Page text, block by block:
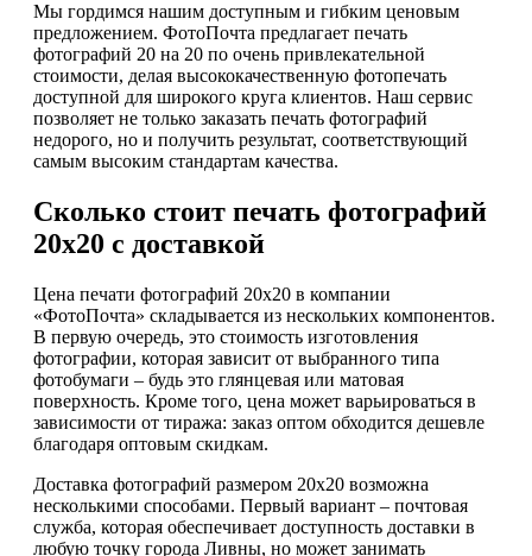
Мы гордимся нашим доступным и гибким ценовым
предложением. ФотоПочта предлагает печать
фотографий 20 на 20 по очень привлекательной
стоимости, делая высококачественную фотопечать
доступной для широкого круга клиентов. Наш сервис
позволяет не только заказать печать фотографий
недорого, но и получить результат, соответствующий
самым высоким стандартам качества.
Сколько стоит печать фотографий
20х20 с доставкой
Цена печати фотографий 20х20 в компании
«ФотоПочта» складывается из нескольких компонентов.
В первую очередь, это стоимость изготовления
фотографии, которая зависит от выбранного типа
фотобумаги – будь это глянцевая или матовая
поверхность. Кроме того, цена может варьироваться в
зависимости от тиража: заказ оптом обходится дешевле
благодаря оптовым скидкам.
Доставка фотографий размером 20х20 возможна
несколькими способами. Первый вариант – почтовая
служба, которая обеспечивает доступность доставки в
любую точку города Ливны, но может занимать